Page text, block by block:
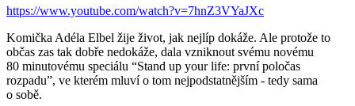
https://www.youtube.com/watch?v=7hnZ3VYaJXc
Komička Adéla Elbel žije život, jak nejlíp dokáže. Ale protože to
občas zas tak dobře nedokáže, dala vzniknout svému novému
80 minutovému speciálu “Stand up your life: první poločas
rozpadu”, ve kterém mluví o tom nejpodstatnějším - tedy sama
o sobě.